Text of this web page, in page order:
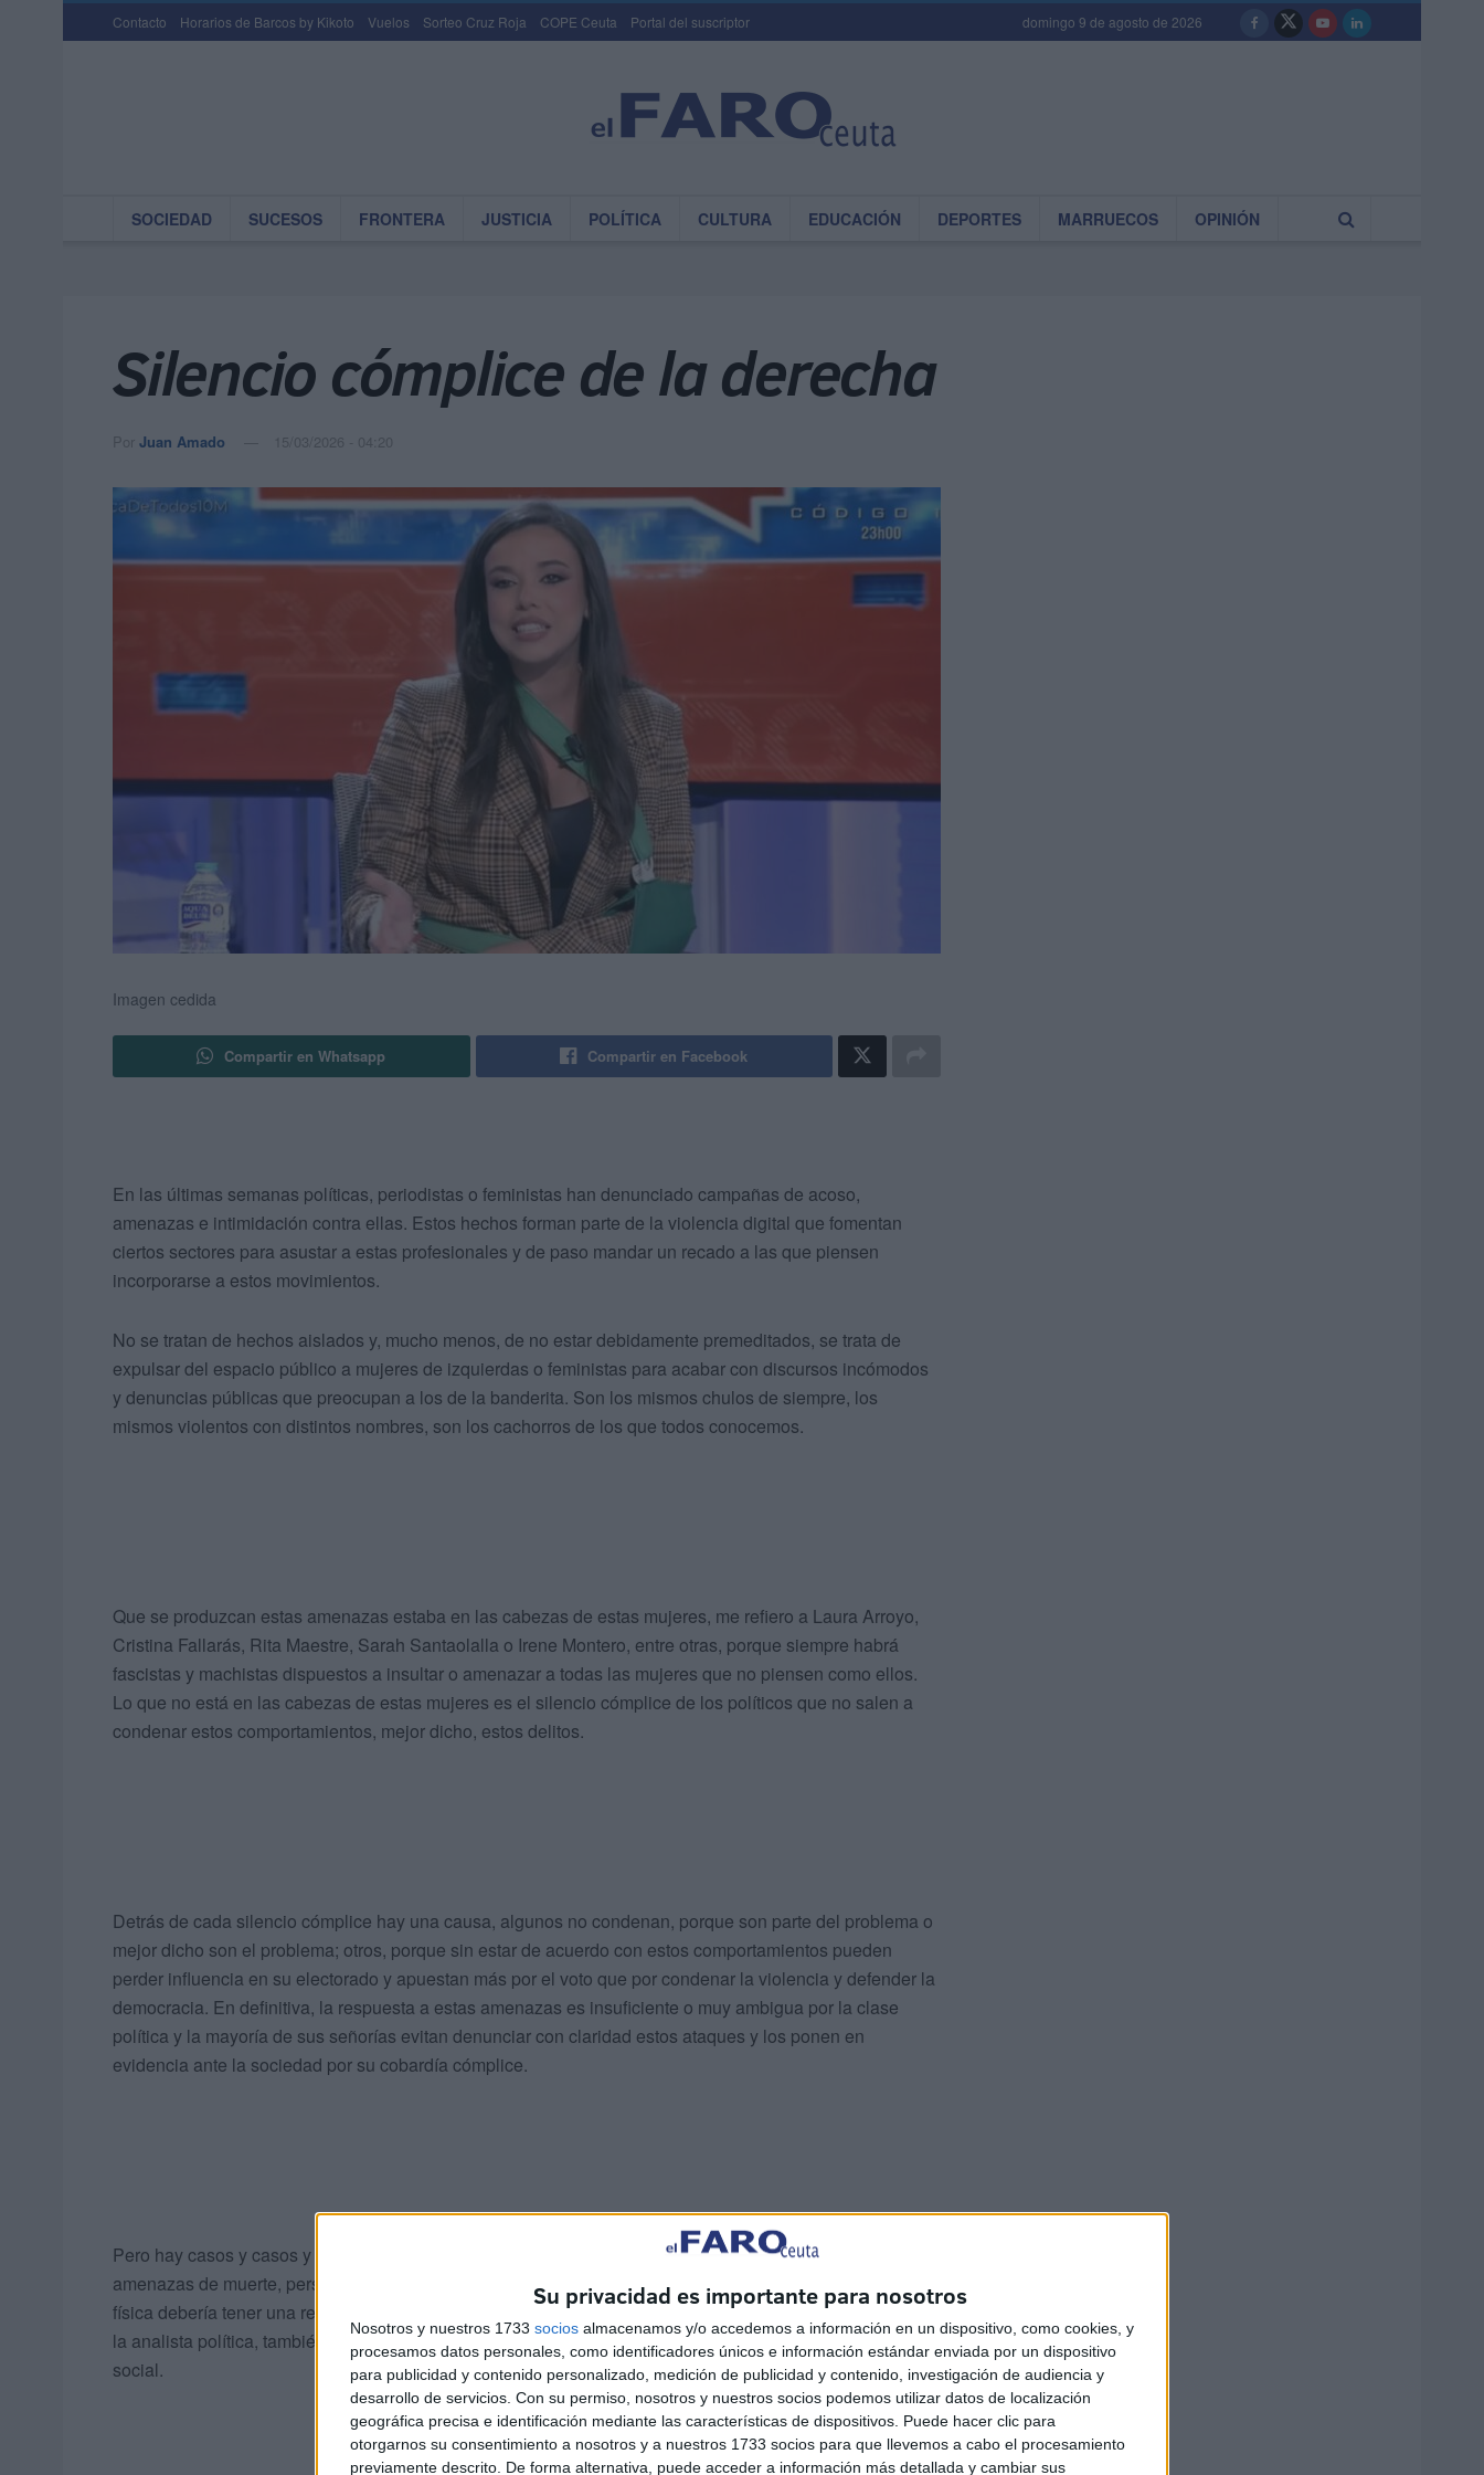
Su privacidad es importante para nosotros
Nosotros y nuestros 1733 socios almacenamos y/o accedemos a información en un dispositivo, como cookies, y
procesamos datos personales, como identificadores únicos e información estándar enviada por un dispositivo
para publicidad y contenido personalizado, medición de publicidad y contenido, investigación de audiencia y
desarrollo de servicios. Con su permiso, nosotros y nuestros socios podemos utilizar datos de localización
geográfica precisa e identificación mediante las características de dispositivos. Puede hacer clic para
otorgarnos su consentimiento a nosotros y a nuestros 1733 socios para que llevemos a cabo el procesamiento
previamente descrito. De forma alternativa, puede acceder a información más detallada y cambiar sus
Contacto Horarios de Barcos by Kikoto Vuelos Sorteo Cruz Roja COPE Ceuta Portal del suscriptor domingo 9 de agosto de 2026
SOCIEDAD SUCESOS FRONTERA JUSTICIA POLÍTICA CULTURA EDUCACIÓN DEPORTES MARRUECOS OPINIÓN
Silencio cómplice de la derecha
Por Juan Amado 15/03/2026 - 04:20
Imagen cedida
Compartir en Whatsapp Compartir en Facebook
En las últimas semanas políticas, periodistas o feministas han denunciado campañas de acoso,
amenazas e intimidación contra ellas. Estos hechos forman parte de la violencia digital que fomentan
ciertos sectores para asustar a estas profesionales y de paso mandar un recado a las que piensen
incorporarse a estos movimientos.
No se tratan de hechos aislados y, mucho menos, de no estar debidamente premeditados, se trata de
expulsar del espacio público a mujeres de izquierdas o feministas para acabar con discursos incómodos
y denuncias públicas que preocupan a los de la banderita. Son los mismos chulos de siempre, los
mismos violentos con distintos nombres, son los cachorros de los que todos conocemos.
Que se produzcan estas amenazas estaba en las cabezas de estas mujeres, me refiero a Laura Arroyo,
Cristina Fallarás, Rita Maestre, Sarah Santaolalla o Irene Montero, entre otras, porque siempre habrá
fascistas y machistas dispuestos a insultar o amenazar a todas las mujeres que no piensen como ellos.
Lo que no está en las cabezas de estas mujeres es el silencio cómplice de los políticos que no salen a
condenar estos comportamientos, mejor dicho, estos delitos.
Detrás de cada silencio cómplice hay una causa, algunos no condenan, porque son parte del problema o
mejor dicho son el problema; otros, porque sin estar de acuerdo con estos comportamientos pueden
perder influencia en su electorado y apuestan más por el voto que por condenar la violencia y defender la
democracia. En definitiva, la respuesta a estas amenazas es insuficiente o muy ambigua por la clase
política y la mayoría de sus señorías evitan denunciar con claridad estos ataques y los ponen en
evidencia ante la sociedad por su cobardía cómplice.
Pero hay casos y casos y la denuncia de Sarah Santaolalla reclamando protección por la campaña de
amenazas de muerte, persecuciones, señalamiento domicilio, filtración de datos personales y agresión
física debería tener una respuesta contundente de la clase política en su conjunto no sólo para proteger a
la analista política, también para proteger a la democracia de estos elementos distorsionadores de la paz
social.